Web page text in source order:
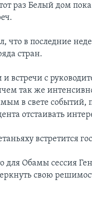
раз Белый дом
что в последние
стран.
и встречи с
так же
в свете
отстаивать
встретится
для Обамы сессия
свою